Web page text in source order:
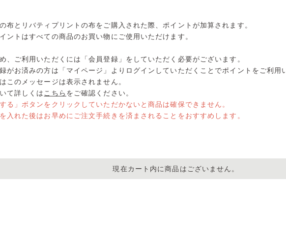
布とリバティプリントの布をご購入された際、ポイントが加算されます。
ントはすべての商品のお買い物にご使用いただけます。
、ご利用いただくには「会員登録」をしていただく必要がございます。
がお済みの方は「マイページ」よりログインしていただくことでポイントをご利用
このメッセージは表示されません。
て詳しくは こちら をご確認ください。
る」ボタンをクリックしていただかないと商品は確保できません。
入れた後はお早めにご注文手続きを済まされることをおすすめします。
現在カート内に商品はございません。